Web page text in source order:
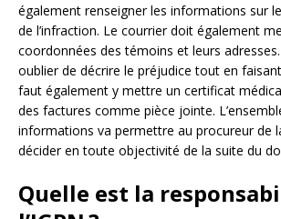
également renseigner les informations sur
de l’infraction. Le courrier doit également
coordonnées des témoins et leurs
oublier de décrire le préjudice tout en
faut également y mettre un certificat
des factures comme pièce jointe.
informations va permettre au procureur de
décider en toute objectivité de la suite du
Quelle est la